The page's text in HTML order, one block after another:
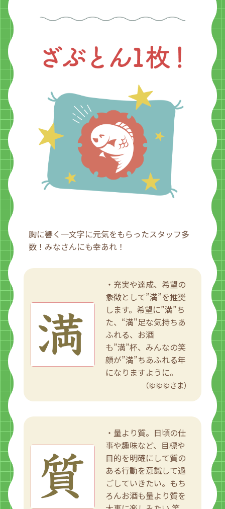
胸に響く一文字に元気をもらったスタッフ多
数！みなさんにも幸あれ！
・充実や達成、希望の
象徴として”満”を推奨
します。希望に”満”ち
た、“満"足な気持ちあ
ふれる、お酒
も”満”杯、みんなの笑
顔が”満”ちあふれる年
になりますように。
（ゆゆゆさま）
・量より質。日頃の仕
事や趣味など、目標や
目的を明確にして質の
ある行動を意識して過
ごしていきたい。もち
ろんお酒も量より質を